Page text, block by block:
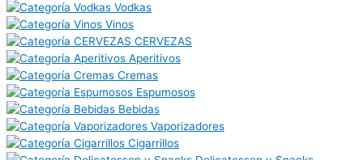
Vodkas
Vinos
CERVEZAS
Aperitivos
Cremas
Espumosos
Bebidas
Vaporizadores
Cigarrillos